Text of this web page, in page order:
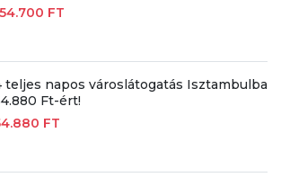
FT
teljes napos városlátogatás Isztambulba
Ft-ért!
FT